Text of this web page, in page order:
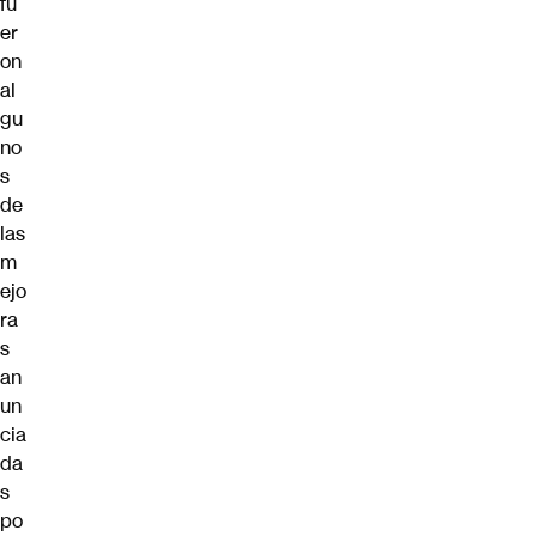
er
on
al
gu
no
s
de
las
m
ejo
ra
s
an
un
cia
da
s
po